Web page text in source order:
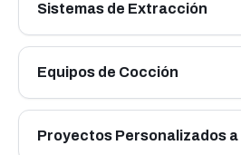
Sistemas de Extracción
Equipos de Cocción
Proyectos Personalizados a